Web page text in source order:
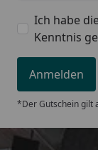
Ich habe
Kenntnis
Anmelden
*Der Gutschein gilt